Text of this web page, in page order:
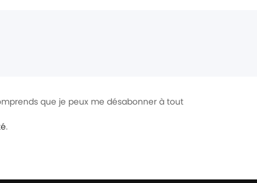
que je peux me désabonner à tout
.